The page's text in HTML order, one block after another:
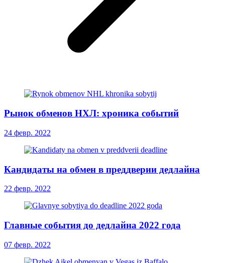
Рынок обменов НХЛ: хроника событий
24 февр. 2022
Кандидаты на обмен в преддверии дедлайна
22 февр. 2022
Главные события до дедлайна 2022 года
07 февр. 2022